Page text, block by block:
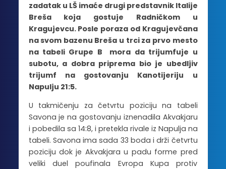
zadatak u LŠ imaće drugi predstavnik Italije
Breša koja gostuje Radničkom u
Kragujevcu. Posle poraza od Kragujevčana
na svom bazenu Breša u trci za prvo mesto
na tabeli Grupe B mora da trijumfuje u
subotu, a dobra priprema bio je ubedljiv
trijumf na gostovanju Kanotijeriju u
Napulju 21:5.
U takmičenju za četvrtu poziciju na tabeli
Savona je na gostovanju iznenadila Akvakjaru
i pobedila sa 14:8, i pretekla rivale iz Napulja na
tabeli. Savona ima sada 33 boda i drži četvrtu
poziciju dok je Akvakjara u padu forme pred
veliki duel poufinala Evropa Kupa protiv